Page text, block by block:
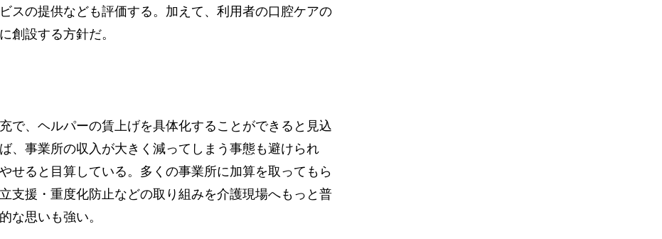
スの提供なども評価する。加えて、利用者の口腔ケアの
創設する方針だ。
で、ヘルパーの賃上げを具体化することができると見込
、事業所の収入が大きく減ってしまう事態も避けられ
せると目算している。多くの事業所に加算を取ってもら
支援・重度化防止などの取り組みを介護現場へもっと普
な思いも強い。